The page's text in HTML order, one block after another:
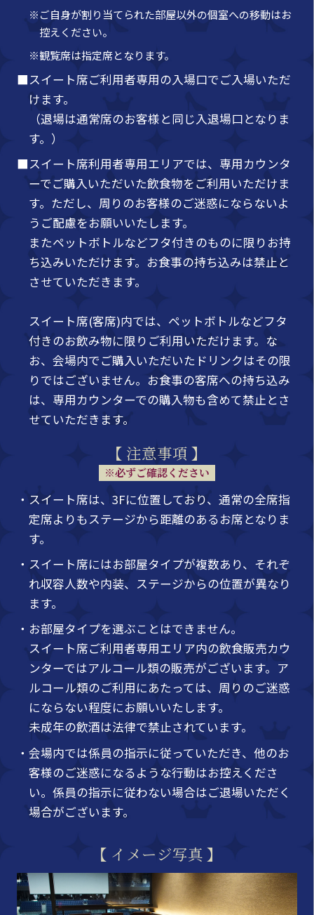
※ご自身が割り当てられた部屋以外の個室への移動はお
控えください。
※観覧席は指定席となります。
■スイート席ご利用者専用の入場口でご入場いただ
けます。
（退場は通常席のお客様と同じ入退場口となりま
す。）
■スイート席利用者専用エリアでは、専用カウンタ
ーでご購入いただいた飲食物をご利用いただけま
す。ただし、周りのお客様のご迷惑にならないよ
うご配慮をお願いいたします。
またペットボトルなどフタ付きのものに限りお持
ち込みいただけます。お食事の持ち込みは禁止と
させていただきます。
スイート席(客席)内では、ペットボトルなどフタ
付きのお飲み物に限りご利用いただけます。な
お、会場内でご購入いただいたドリンクはその限
りではございません。お食事の客席への持ち込み
は、専用カウンターでの購入物も含めて禁止とさ
せていただきます。
【 注意事項 】
※必ずご確認ください
・スイート席は、3Fに位置しており、通常の全席指
定席よりもステージから距離のあるお席となりま
す。
・スイート席にはお部屋タイプが複数あり、それぞ
れ収容人数や内装、ステージからの位置が異なり
ます。
・お部屋タイプを選ぶことはできません。
スイート席ご利用者専用エリア内の飲食販売カウ
ンターではアルコール類の販売がございます。ア
ルコール類のご利用にあたっては、周りのご迷惑
にならない程度にお願いいたします。
未成年の飲酒は法律で禁止されています。
・会場内では係員の指示に従っていただき、他のお
客様のご迷惑になるような行動はお控えくださ
い。係員の指示に従わない場合はご退場いただく
場合がございます。
【 イメージ写真 】